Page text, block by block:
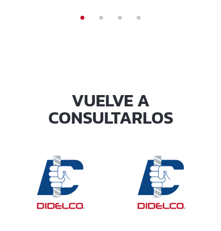
VUELVE A
CONSULTARLOS